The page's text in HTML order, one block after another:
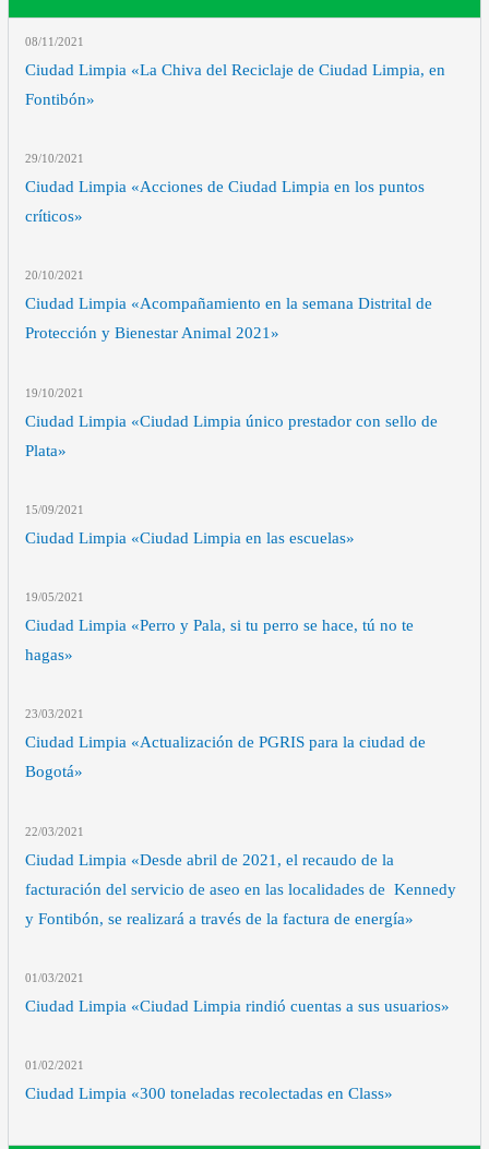
08/11/2021
Ciudad Limpia «La Chiva del Reciclaje de Ciudad Limpia, en
Fontibón»
29/10/2021
Ciudad Limpia «Acciones de Ciudad Limpia en los puntos
críticos»
20/10/2021
Ciudad Limpia «Acompañamiento en la semana Distrital de
Protección y Bienestar Animal 2021»
19/10/2021
Ciudad Limpia «Ciudad Limpia único prestador con sello de
Plata»
15/09/2021
Ciudad Limpia «Ciudad Limpia en las escuelas»
19/05/2021
Ciudad Limpia «Perro y Pala, si tu perro se hace, tú no te
hagas»
23/03/2021
Ciudad Limpia «Actualización de PGRIS para la ciudad de
Bogotá»
22/03/2021
Ciudad Limpia «Desde abril de 2021, el recaudo de la
facturación del servicio de aseo en las localidades de Kennedy
y Fontibón, se realizará a través de la factura de energía»
01/03/2021
Ciudad Limpia «Ciudad Limpia rindió cuentas a sus usuarios»
01/02/2021
Ciudad Limpia «300 toneladas recolectadas en Class»